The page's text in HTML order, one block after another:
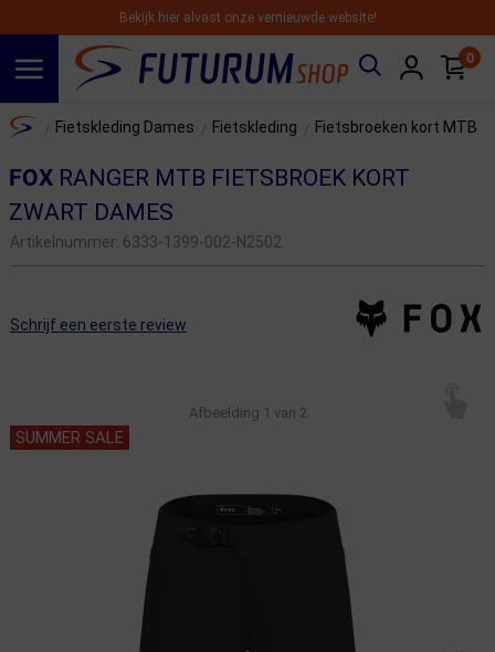
Bekijk hier alvast onze vernieuwde website!
0
Home Fietskleding Dames Fietskleding Fietsbroeken kort MTB
FOXRANGER MTB FIETSBROEK KORT
ZWART DAMES
Artikelnummer: 6333-1399-002-N2502
Schrijf een eerste review
Afbeelding 1 van 2
SUMMER SALE